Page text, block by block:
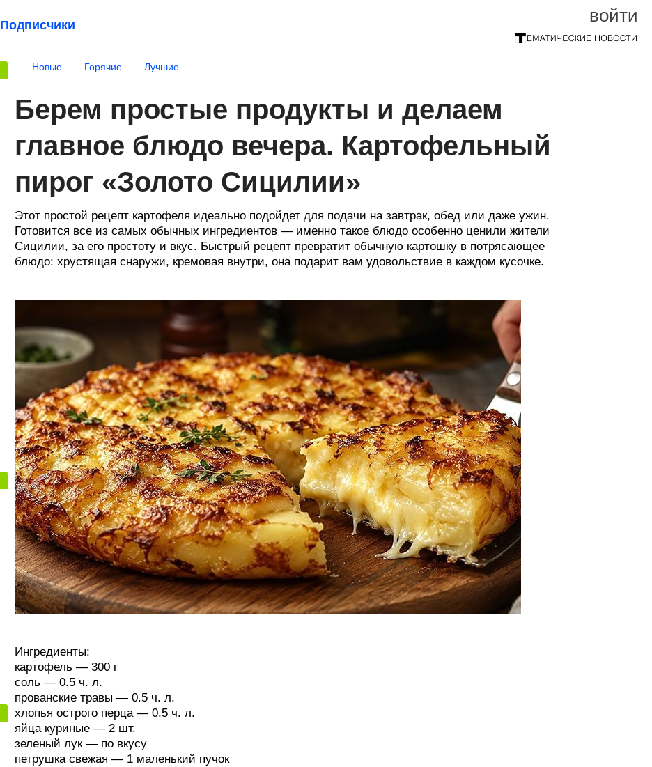
войти
Подписчики
Новые Горячие Лучшие
Берем простые продукты и делаем
главное блюдо вечера. Картофельный
пирог «Золото Сицилии»
Этот простой рецепт картофеля идеально подойдет для подачи на завтрак, обед или даже ужин.
Готовится все из самых обычных ингредиентов — именно такое блюдо особенно ценили жители
Сицилии, за его простоту и вкус. Быстрый рецепт превратит обычную картошку в потрясающее
блюдо: хрустящая снаружи, кремовая внутри, она подарит вам удовольствие в каждом кусочке.
Ингредиенты:
картофель — 300 г
соль — 0.5 ч. л.
прованские травы — 0.5 ч. л.
хлопья острого перца — 0.5 ч. л.
яйца куриные — 2 шт.
зеленый лук — по вкусу
петрушка свежая — 1 маленький пучок